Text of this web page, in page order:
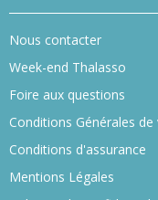
Nous contacter
Week-end Thalasso
Foire aux questions
Conditions Générales de
Conditions d'assurance
Mentions Légales